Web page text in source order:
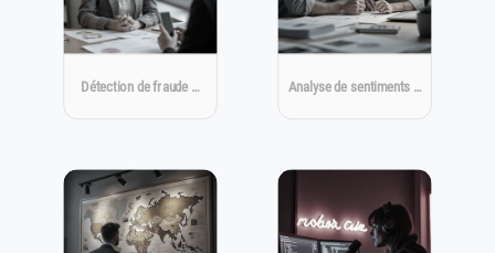
Détection de fraude … Analyse de sentiments …